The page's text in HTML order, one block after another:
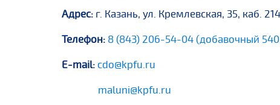
Адрес: г. Казань, ул. Кремлевская, 35, каб. 214
Телефон: 8 (843) 206-54-04 (добавочный
E-mail: cdo@kpfu.ru
maluni@kpfu.ru